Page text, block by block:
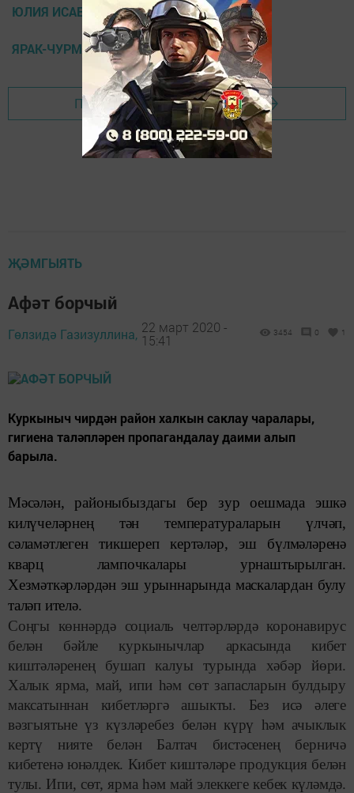
ЮЛИЯ ИСАЕВА
ЯРАК-ЧУРМА
Перейти на страницу новости
ҖӘМГЫЯТЬ
Афәт борчый
Гөлзидә Газизуллина, 22 март 2020 -
15:41
3454 0 1
Куркыныч чирдән район халкын саклау чаралары,
гигиена таләпләрен пропагандалау даими алып
барыла.
Мәсәлән, районыбыздагы бер зур оешмада эшкә
килүчеләрнең тән температураларын үлчәп,
сәламәтлеген тикшереп кертәләр, эш бүлмәләренә
кварц лампочкалары урнаштырылган.
Хезмәткәрләрдән эш урыннарында маскалардан булу
таләп ителә.
Соңгы көннәрдә социаль челтәрләрдә коронавирус
белән бәйле куркынычлар аркасында кибет
киштәләренең бушап калуы турында хәбәр йөри.
Халык ярма, май, ипи һәм сөт запасларын булдыру
максатыннан кибетләргә ашыкты. Без исә әлеге
вәзгыятьне үз күзләребез белән күрү һәм ачыклык
кертү нияте белән Балтач бистәсенең берничә
кибетенә юнәлдек. Кибет киштәләре продукция белән
тулы. Ипи, сөт, ярма һәм май элеккеге кебек күләмдә.